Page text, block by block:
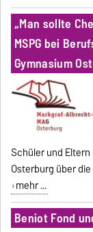
„Man sollte
MSPG bei
Gymnasium
Schüler und
Osterburg über
mehr ...
Beniot Fond